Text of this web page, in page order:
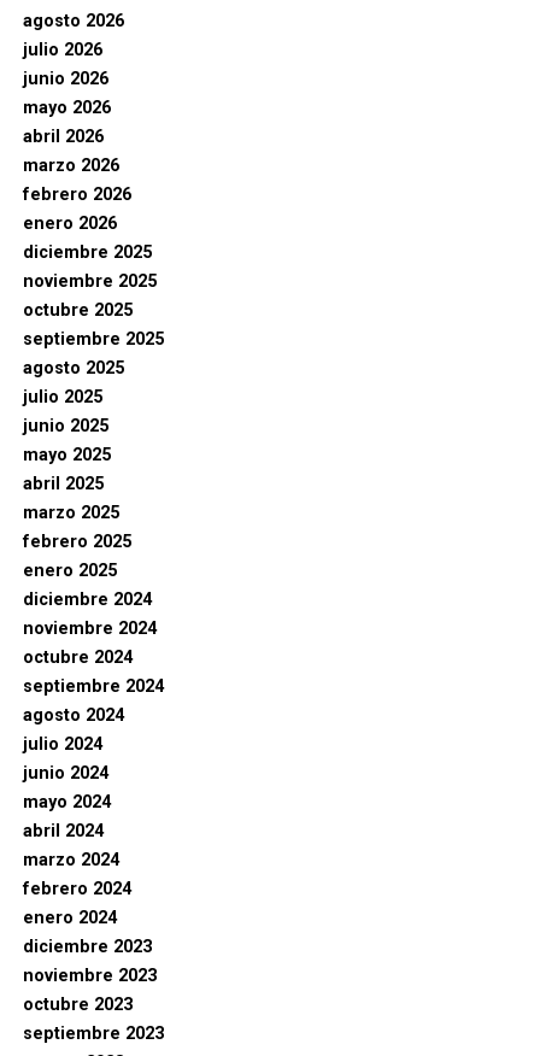
agosto 2026
julio 2026
junio 2026
mayo 2026
abril 2026
marzo 2026
febrero 2026
enero 2026
diciembre 2025
noviembre 2025
octubre 2025
septiembre 2025
agosto 2025
julio 2025
junio 2025
mayo 2025
abril 2025
marzo 2025
febrero 2025
enero 2025
diciembre 2024
noviembre 2024
octubre 2024
septiembre 2024
agosto 2024
julio 2024
junio 2024
mayo 2024
abril 2024
marzo 2024
febrero 2024
enero 2024
diciembre 2023
noviembre 2023
octubre 2023
septiembre 2023